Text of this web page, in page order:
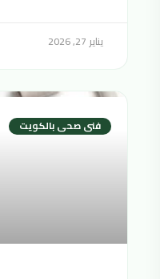
يناير 27, 2026
فنى صحى بالكويت